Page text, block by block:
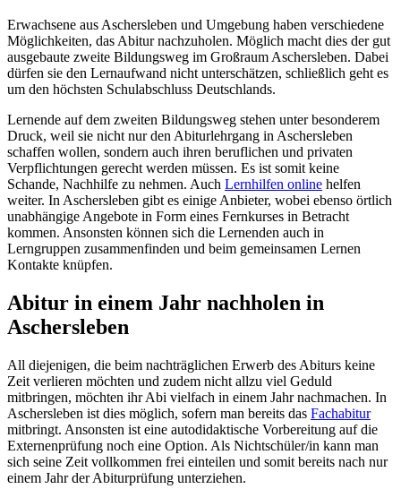
Erwachsene aus Aschersleben und Umgebung haben verschiedene
Möglichkeiten, das Abitur nachzuholen. Möglich macht dies der gut
ausgebaute zweite Bildungsweg im Großraum Aschersleben. Dabei
dürfen sie den Lernaufwand nicht unterschätzen, schließlich geht es
um den höchsten Schulabschluss Deutschlands.
Lernende auf dem zweiten Bildungsweg stehen unter besonderem
Druck, weil sie nicht nur den Abiturlehrgang in Aschersleben
schaffen wollen, sondern auch ihren beruflichen und privaten
Verpflichtungen gerecht werden müssen. Es ist somit keine
Schande, Nachhilfe zu nehmen. Auch Lernhilfen online helfen
weiter. In Aschersleben gibt es einige Anbieter, wobei ebenso örtlich
unabhängige Angebote in Form eines Fernkurses in Betracht
kommen. Ansonsten können sich die Lernenden auch in
Lerngruppen zusammenfinden und beim gemeinsamen Lernen
Kontakte knüpfen.
Abitur in einem Jahr nachholen in
Aschersleben
All diejenigen, die beim nachträglichen Erwerb des Abiturs keine
Zeit verlieren möchten und zudem nicht allzu viel Geduld
mitbringen, möchten ihr Abi vielfach in einem Jahr nachmachen. In
Aschersleben ist dies möglich, sofern man bereits das Fachabitur
mitbringt. Ansonsten ist eine autodidaktische Vorbereitung auf die
Externenprüfung noch eine Option. Als Nichtschüler/in kann man
sich seine Zeit vollkommen frei einteilen und somit bereits nach nur
einem Jahr der Abiturprüfung unterziehen.